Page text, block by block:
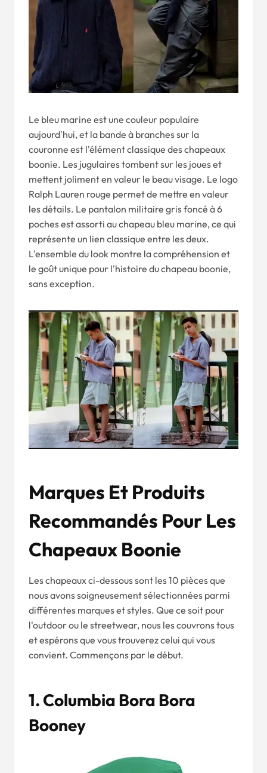
Le bleu marine est une couleur populaire
aujourd'hui, et la bande à branches sur la
couronne est l'élément classique des chapeaux
boonie. Les jugulaires tombent sur les joues et
mettent joliment en valeur le beau visage. Le logo
Ralph Lauren rouge permet de mettre en valeur
les détails. Le pantalon militaire gris foncé à 6
poches est assorti au chapeau bleu marine, ce qui
représente un lien classique entre les deux.
L'ensemble du look montre la compréhension et
le goût unique pour l'histoire du chapeau boonie,
sans exception.
Marques Et Produits
Recommandés Pour Les
Chapeaux Boonie
Les chapeaux ci-dessous sont les 10 pièces que
nous avons soigneusement sélectionnées parmi
différentes marques et styles. Que ce soit pour
l'outdoor ou le streetwear, nous les couvrons tous
et espérons que vous trouverez celui qui vous
convient. Commençons par le début.
1. Columbia Bora Bora
Booney